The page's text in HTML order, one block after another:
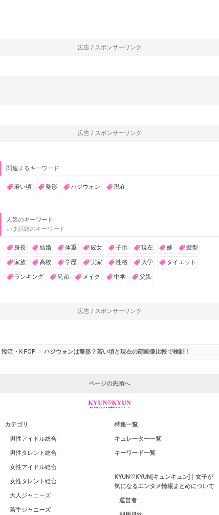
広告 / スポンサーリンク
広告 / スポンサーリンク
関連するキーワード
若い頃 整形 ハジウォン 現在
人気のキーワード
いま話題のキーワード
身長 結婚 体重 彼女 子供 現在 嫁 髪型
家族 高校 学歴 実家 性格 大学 ダイエット
ランキング 兄弟 メイク 中学 父親
広告 / スポンサーリンク
韓流・K-POP ハジウォンは整形？若い頃と現在の顔画像比較で検証！
ページの先頭へ
カテゴリ
男性アイドル総合
男性タレント総合
女性アイドル総合
女性タレント総合
大人ジャニーズ
若手ジャニーズ
特集一覧
キュレーター一覧
キーワード一覧
KYUN♡KYUN[キュンキュン]｜女子が
気になるエンタメ情報まとめについて
運営者